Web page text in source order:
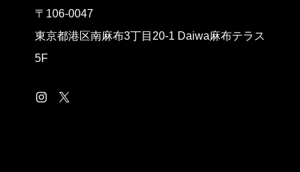
〒106-0047
東京都港区南麻布3丁目20‐1 Daiwa麻布テラス
5F